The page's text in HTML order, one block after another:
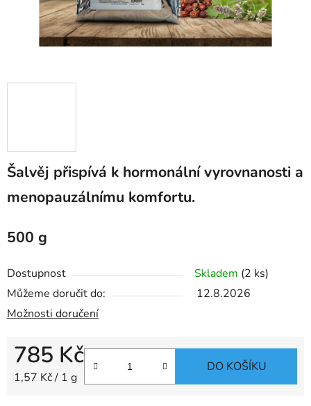
Šalvěj přispívá k hormonální vyrovnanosti a
menopauzálnímu komfortu.
500 g
Dostupnost Skladem (2 ks)
Můžeme doručit do:
12.8.2026
Možnosti doručení
785 Kč
Měrná cena:
1,57 Kč / 1 g
DO KOŠÍKU